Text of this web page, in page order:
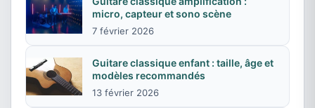
micro, capteur et sono scène
7 février 2026
Guitare classique enfant : taille, âge et
modèles recommandés
13 février 2026